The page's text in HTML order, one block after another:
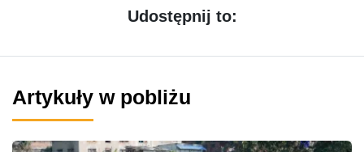
Udostępnij to:
Artykuły w pobliżu